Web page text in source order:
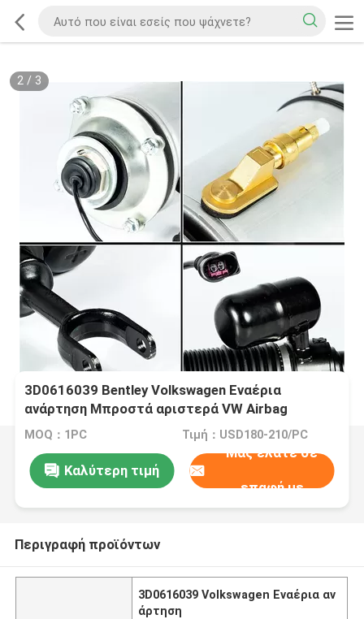
2/ 3
3D0616039 Bentley Volkswagen Εναέρια
ανάρτηση Μπροστά αριστερά VW Airbag
ανάρτηση
MOQ：1PC Τιμή：USD180-210/PC
Καλύτερη τιμή
Μας ελάτε σε
επαφή με
Περιγραφή προϊόντων
3D0616039 Volkswagen Εναέρια αν
άρτηση